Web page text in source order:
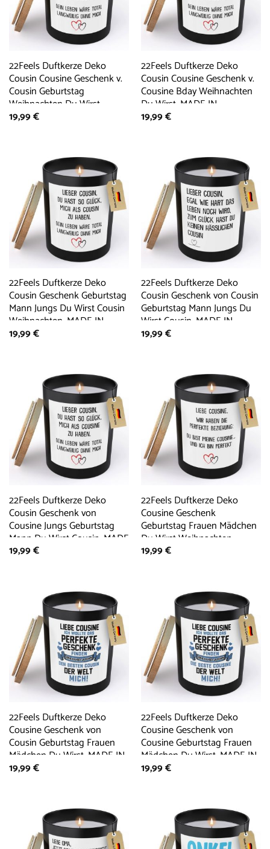
22Feels Duftkerze Deko
Cousin Cousine Geschenk v.
Cousin Geburtstag
Weihnachten Du Wirst,
MADE IN GERMANY,
19,99€
22Feels Duftkerze Deko
Cousin Cousine Geschenk v.
Cousine Bday Weihnachten
Du Wirst, MADE IN
GERMANY, Europäisches
19,99€
22Feels Duftkerze Deko
Cousin Geschenk Geburtstag
Mann Jungs Du Wirst Cousin
Weihnachten, MADE IN
GERMANY, Europäisches
19,99€
22Feels Duftkerze Deko
Cousin Geschenk von Cousin
Geburtstag Mann Jungs Du
Wirst Cousin, MADE IN
GERMANY, Europäisches
19,99€
22Feels Duftkerze Deko
Cousin Geschenk von
Cousine Jungs Geburtstag
Mann Du Wirst Cousin, MADE
IN GERMANY, Europäisches
19,99€
22Feels Duftkerze Deko
Cousine Geschenk
Geburtstag Frauen Mädchen
Du Wirst Weihnachten,
MADE IN GERMANY,
19,99€
22Feels Duftkerze Deko
Cousine Geschenk von
Cousin Geburtstag Frauen
Mädchen Du Wirst, MADE IN
GERMANY, Europäisches
19,99€
22Feels Duftkerze Deko
Cousine Geschenk von
Cousine Geburtstag Frauen
Mädchen Du Wirst, MADE IN
GERMANY, Europäisches
19,99€